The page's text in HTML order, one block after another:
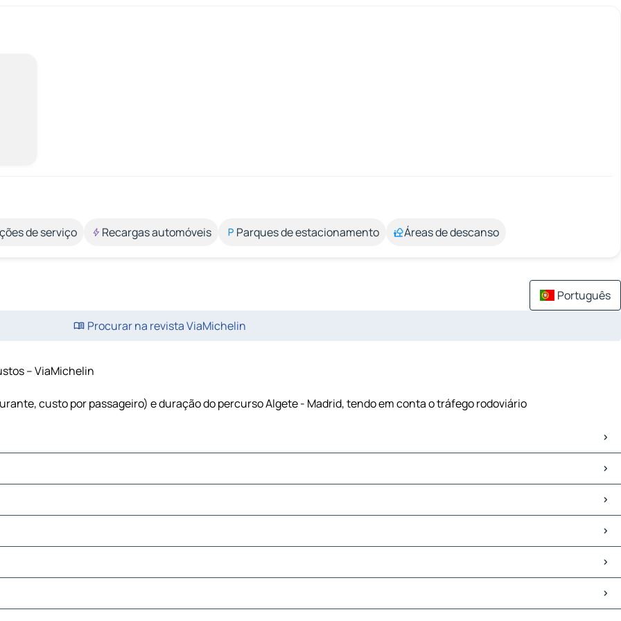
de serviço Recargas automóveis Parques de estacionamento Áreas de descanso
Português
Procurar na revista ViaMichelin
– ViaMichelin
custo por passageiro) e duração do percurso Algete - Madrid, tendo em conta o tráfego rodoviário